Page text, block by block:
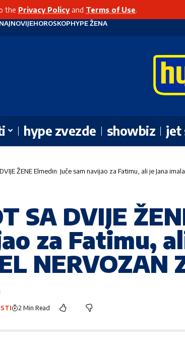
the Privacy Policyand Terms of Use.
NAJNOVIJEHOROSKOPHYPE ŽENA
hype zvezde showbiz jet
ŽENE Elmedin: Juče sam navijao za Fatimu, ali je Jana
SA DVIJE
za Fatimu,
NERVOZAN
2 Min Read